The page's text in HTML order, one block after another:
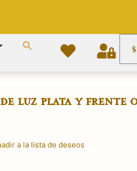
$
luz plata y frente
a la lista de deseos